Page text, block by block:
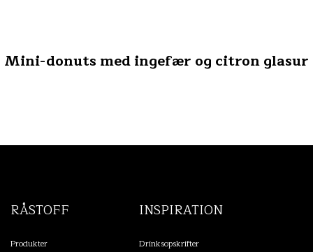
Mini-donuts med ingefær og citron glasur
RÅSTOFF
Produkter
INSPIRATION
Drinksopskrifter